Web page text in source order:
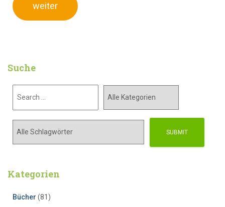
weiter
Suche
Kategorien
Bücher (81)